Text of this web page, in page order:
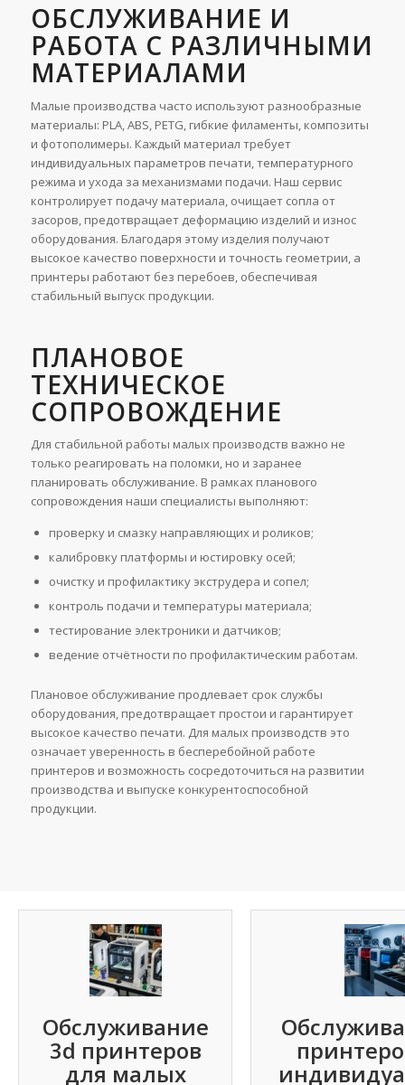
ОБСЛУЖИВАНИЕ И
РАБОТА С РАЗЛИЧНЫМИ
МАТЕРИАЛАМИ
Малые производства часто используют разнообразные
материалы: PLA, ABS, PETG, гибкие филаменты, композиты
и фотополимеры. Каждый материал требует
индивидуальных параметров печати, температурного
режима и ухода за механизмами подачи. Наш сервис
контролирует подачу материала, очищает сопла от
засоров, предотвращает деформацию изделий и износ
оборудования. Благодаря этому изделия получают
высокое качество поверхности и точность геометрии, а
принтеры работают без перебоев, обеспечивая
стабильный выпуск продукции.
ПЛАНОВОЕ
ТЕХНИЧЕСКОЕ
СОПРОВОЖДЕНИЕ
Для стабильной работы малых производств важно не
только реагировать на поломки, но и заранее
планировать обслуживание. В рамках планового
сопровождения наши специалисты выполняют:
проверку и смазку направляющих и роликов;
калибровку платформы и юстировку осей;
очистку и профилактику экструдера и сопел;
контроль подачи и температуры материала;
тестирование электроники и датчиков;
ведение отчётности по профилактическим работам.
Плановое обслуживание продлевает срок службы
оборудования, предотвращает простои и гарантирует
высокое качество печати. Для малых производств это
означает уверенность в бесперебойной работе
принтеров и возможность сосредоточиться на развитии
производства и выпуске конкурентоспособной
продукции.
Обслуживание
3d принтеров
для малых